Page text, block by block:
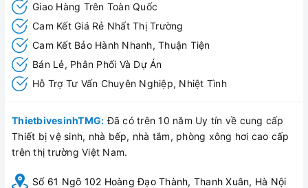
Giao Hàng Trên Toàn Quốc
Cam Kết Giá Rẻ Nhất Thị Trường
Cam Kết Bảo Hành Nhanh, Thuận Tiện
Bán Lẻ, Phân Phối Và Dự Án
Hỗ Trợ Tư Vấn Chuyên Nghiệp, Nhiệt Tình
ThietbivesinhTMG: Đã có trên 10 năm Uy tín về cung cấp
Thiết bị vệ sinh, nhà bếp, nhà tắm, phòng xông hơi cao cấp
trên thị trường Việt Nam.
Số 61 Ngõ 102 Hoàng Đạo Thành, Thanh Xuân, Hà Nội